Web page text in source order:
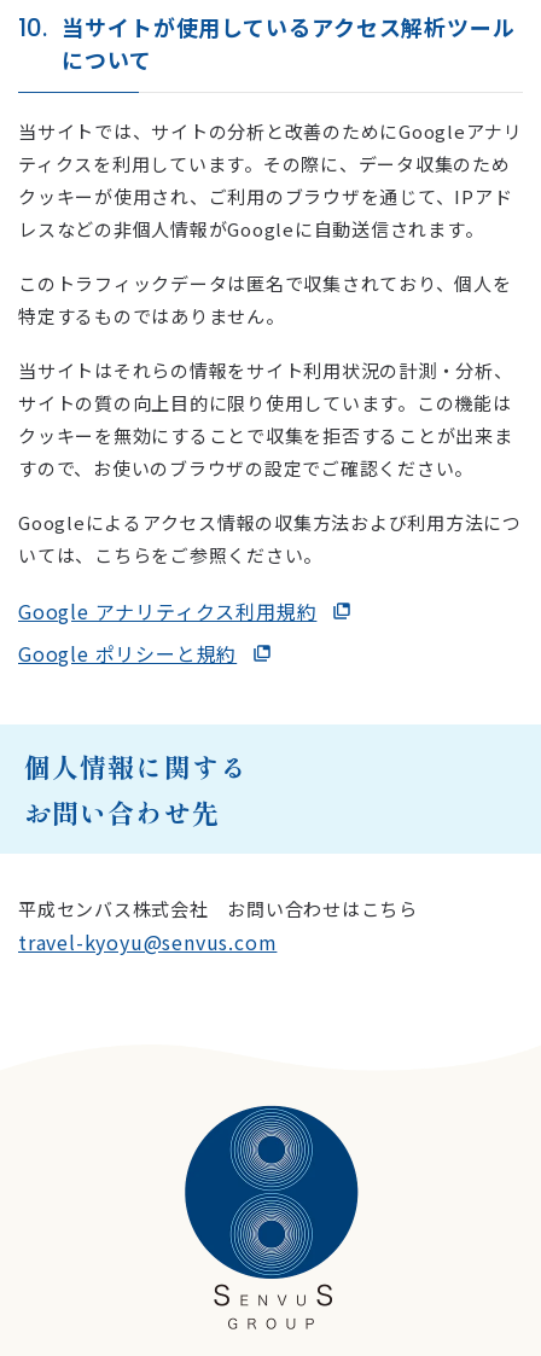
10. 当サイトが使用しているアクセス解析ツール
について
当サイトでは、サイトの分析と改善のためにGoogleアナリ
ティクスを利用しています。その際に、データ収集のため
クッキーが使用され、ご利用のブラウザを通じて、IPアド
レスなどの非個人情報がGoogleに自動送信されます。
このトラフィックデータは匿名で収集されており、個人を
特定するものではありません。
当サイトはそれらの情報をサイト利用状況の計測・分析、
サイトの質の向上目的に限り使用しています。この機能は
クッキーを無効にすることで収集を拒否することが出来ま
すので、お使いのブラウザの設定でご確認ください。
Googleによるアクセス情報の収集方法および利用方法につ
いては、こちらをご参照ください。
Google アナリティクス利用規約
Google ポリシーと規約
個人情報に関する
お問い合わせ先
平成センバス株式会社 お問い合わせはこちら
travel-kyoyu@senvus.com